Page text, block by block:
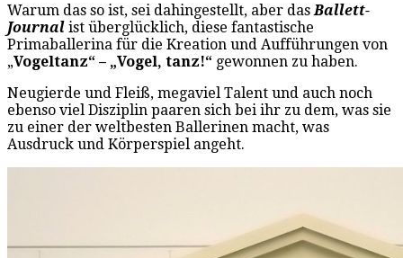
Warum das so ist, sei dahingestellt, aber dasBallett-
Journal ist überglücklich, diese fantastische
Primaballerina für die Kreation und Aufführungen von
„Vogeltanz“ – „Vogel, tanz!“ gewonnen zu haben.
Neugierde und Fleiß, megaviel Talent und auch noch
ebenso viel Disziplin paaren sich bei ihr zu dem, was sie
zu einer der weltbesten Ballerinen macht, was
Ausdruck und Körperspiel angeht.